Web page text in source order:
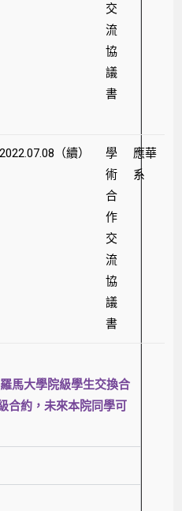
交
流
協
議
書
2022.07.08（續）
學
術
合
作
交
流
協
議
書
應華
系
馬大學院級學生交換合
合約，未來本院同學可